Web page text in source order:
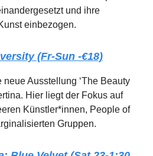
und ihre
einbezogen.
(Fr-Sun -€18)
Ausstellung ‘The Beauty
Hier liegt der Fokus auf
Künstler*innen, People of
Gruppen.